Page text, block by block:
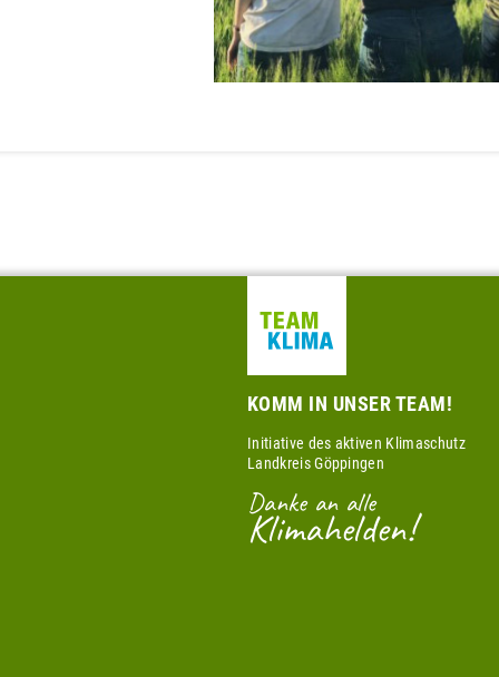
KOMM IN UNSER TEAM!
Initiative des aktiven Klimaschutz
Landkreis Göppingen
Danke an alle
Klimahelden!